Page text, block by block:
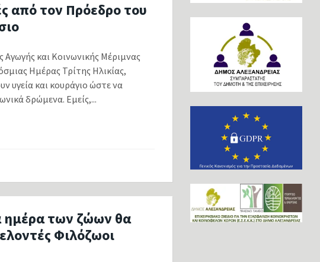
από τον Πρόεδρο του
και Κοινωνικής Μέριμνας
Ημέρας Τρίτης Ηλικίας,
υγεία και κουράγιο ώστε να
δρώμενα. Εμείς,...
ημέρα των ζώων θα
Φιλόζωοι